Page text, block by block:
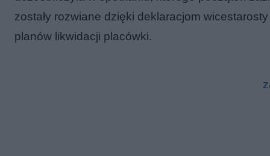
zostały rozwiane dzięki deklaracjom
planów likwidacji placówki.